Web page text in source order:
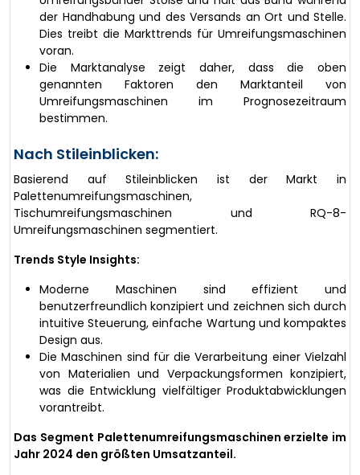
der Handhabung und des Versands an Ort und Stelle.
Dies treibt die Markttrends für Umreifungsmaschinen
voran.
Die Marktanalyse zeigt daher, dass die oben
genannten Faktoren den Marktanteil von
Umreifungsmaschinen im Prognosezeitraum
bestimmen.
Nach Stileinblicken:
Basierend auf Stileinblicken ist der Markt in
Palettenumreifungsmaschinen,
Tischumreifungsmaschinen und RQ-8-
Umreifungsmaschinen segmentiert.
Trends Style Insights:
Moderne Maschinen sind effizient und
benutzerfreundlich konzipiert und zeichnen sich durch
intuitive Steuerung, einfache Wartung und kompaktes
Design aus.
Die Maschinen sind für die Verarbeitung einer Vielzahl
von Materialien und Verpackungsformen konzipiert,
was die Entwicklung vielfältiger Produktabwicklungen
vorantreibt.
Das Segment Palettenumreifungsmaschinen erzielte im
Jahr 2024 den größten Umsatzanteil.